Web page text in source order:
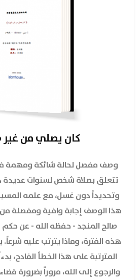
كان يصلي من غير
وصف مفصل لحالة شائكة ومهمة
تتعلق بصلاة شخص لسنوات
وتحديداً دون غسل، مع علمه
هذا الوصف إجابة وافية ومفصلة
صالح المنجد - حفظه الله - عن حكم
هذه الفترة، وماذا يترتب عليه
المترتبة على هذا الخطأ الفادح،
والرجوع إلى الله، مروراً بضرورة